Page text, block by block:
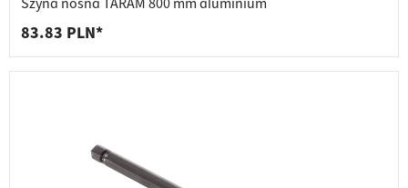
Szyna nośna TARAM 800 mm aluminium
83.83 PLN*